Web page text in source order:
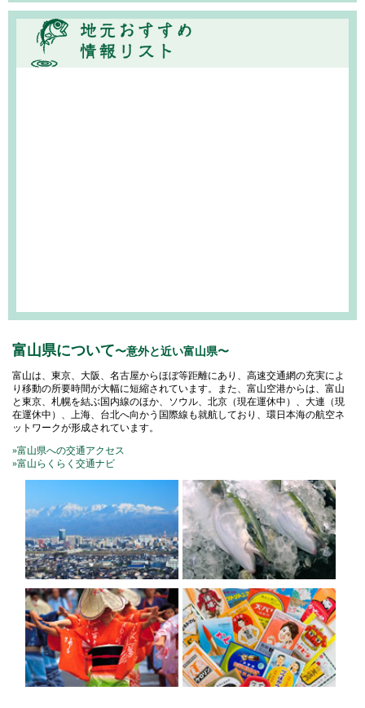
富山県について〜意外と近い富山県〜
富山は、東京、大阪、名古屋からほぼ等距離にあり、高速交通網の充実によ
り移動の所要時間が大幅に短縮されています。また、富山空港からは、富山
と東京、札幌を結ぶ国内線のほか、ソウル、北京（現在運休中）、大連（現
在運休中）、上海、台北へ向かう国際線も就航しており、環日本海の航空ネ
ットワークが形成されています。
»富山県への交通アクセス
»富山らくらく交通ナビ